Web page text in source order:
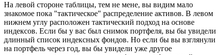
На левой стороне таблицы, тем не мене, вы видим мало
знакомое пока "тактическое" распределение активов. В левом
нижнем углу расположен тактический подход на основе
индексов. Если бы у вас был снимок портфеля, вы бы увидели
длинный список индексных фондов. Но если бы вы взглянули
на портфель через год, вы бы увидели уже другое